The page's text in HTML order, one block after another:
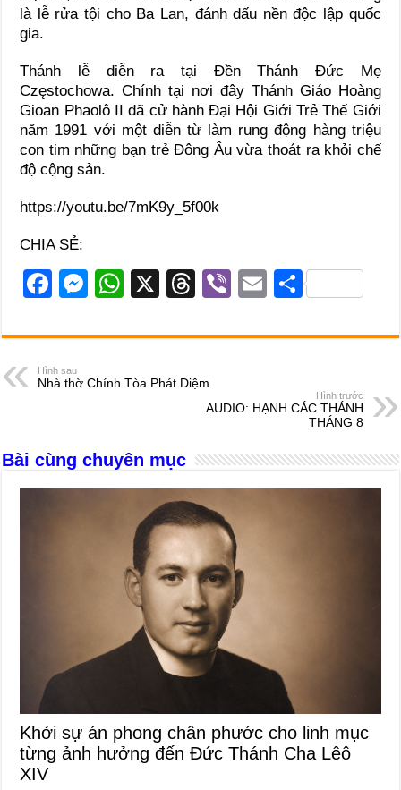
là lễ rửa tội cho Ba Lan, đánh dấu nền độc lập quốc
gia.
Thánh lễ diễn ra tại Đền Thánh Đức Mẹ
Częstochowa. Chính tại nơi đây Thánh Giáo Hoàng
Gioan Phaolô II đã cử hành Đại Hội Giới Trẻ Thế Giới
năm 1991 với một diễn từ làm rung động hàng triệu
con tim những bạn trẻ Đông Âu vừa thoát ra khỏi chế
độ cộng sản.
https://youtu.be/7mK9y_5f00k
CHIA SẺ:
F
c
e
b
o
k
M
ss
n
er
W
at
A
p
X
T
e
d
Vi
er
E
ail
S
ar
Hình sau
Nhà thờ Chính Tòa Phát Diệm
Hình trước
AUDIO: HẠNH CÁC THÁNH
THÁNG 8
Bài cùng chuyên mục
Khởi sự án phong chân phước cho linh mục
từng ảnh hưởng đến Đức Thánh Cha Lêô
XIV